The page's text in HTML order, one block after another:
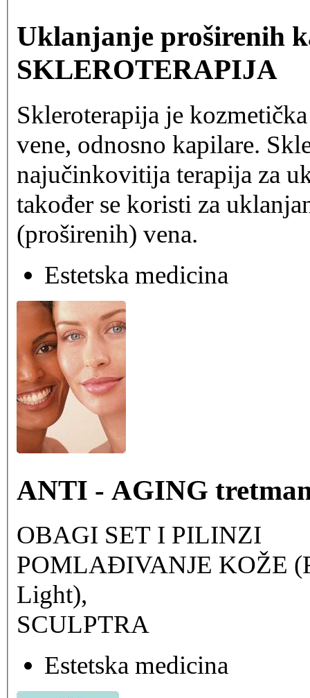
Uklanjanje proširenih
SKLEROTERAPIJA
Skleroterapija je
vene, odnosno kapilare.
najučinkovitija terapija za
također se koristi za
(proširenih) vena.
Estetska medicina
ANTI - AGING
OBAGI SET I PILINZI
POMLAĐIVANJE KOŽE
Light),
SCULPTRA
Estetska medicina